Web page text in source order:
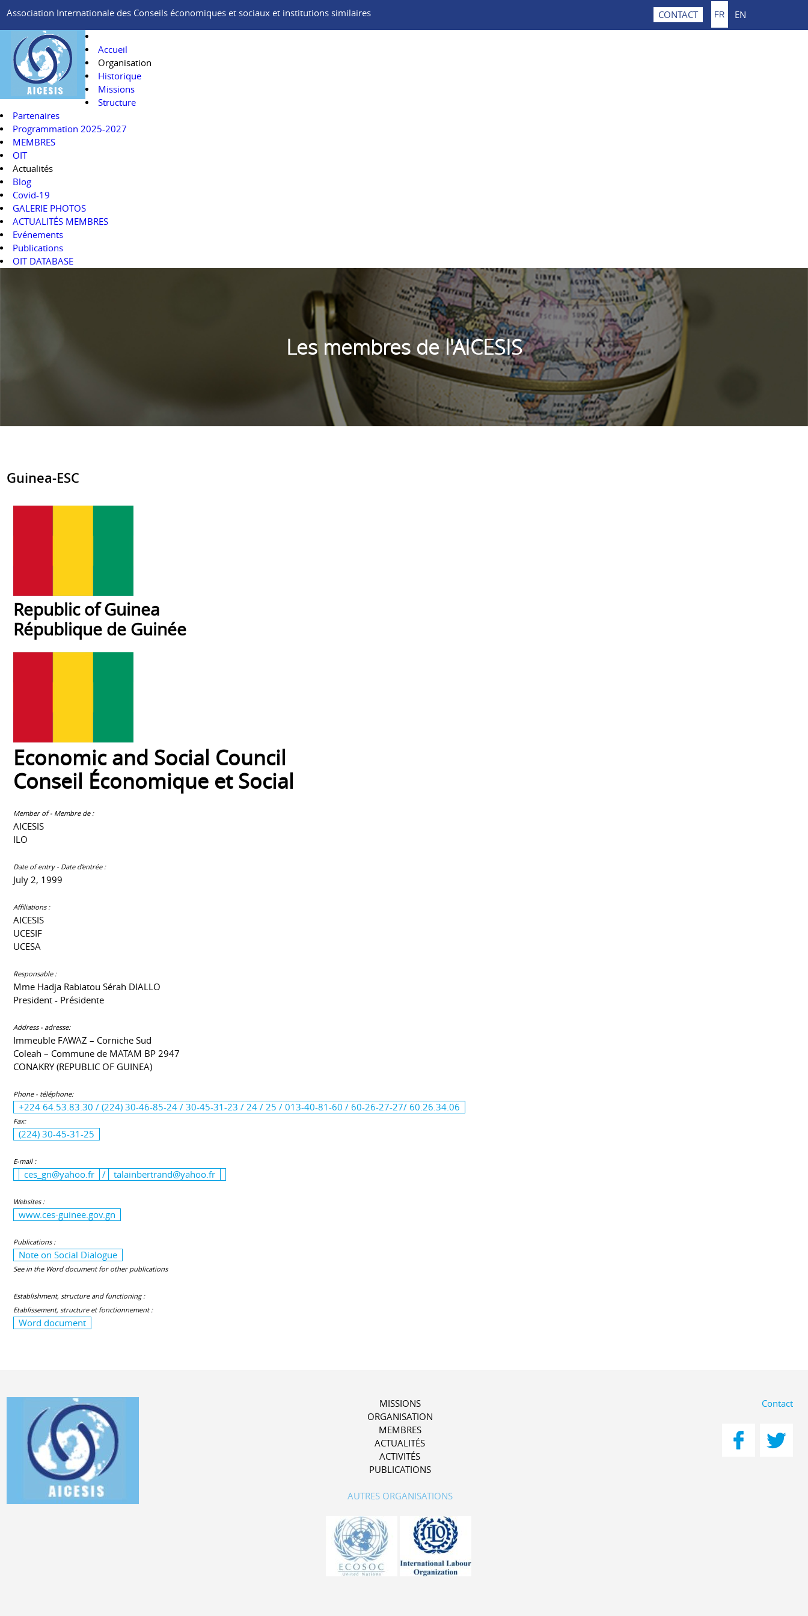
Association Internationale des Conseils économiques et sociaux et institutions similaires CONTACT FR EN
Accueil
Organisation
Historique
Missions
Structure
Partenaires
Programmation 2025-2027
MEMBRES
OIT
Actualités
Blog
Covid-19
GALERIE PHOTOS
ACTUALITÉS MEMBRES
Evénements
Publications
OIT DATABASE
Les membres de l'AICESIS
Guinea-ESC
Republic of Guinea
République de Guinée
Economic and Social Council
Conseil Économique et Social
Member of - Membre de :
AICESIS
ILO
Date of entry - Date d'entrée :
July 2, 1999
Affiliations :
AICESIS
UCESIF
UCESA
Responsable :
Mme Hadja Rabiatou Sérah DIALLO
President - Présidente
Address - adresse:
Immeuble FAWAZ – Corniche Sud
Coleah – Commune de MATAM BP 2947
CONAKRY (REPUBLIC OF GUINEA)
Phone - téléphone:
+224 64.53.83.30 / (224) 30-46-85-24 / 30-45-31-23 / 24 / 25 / 013-40-81-60 / 60-26-27-27/ 60.26.34.06
Fax:
(224) 30-45-31-25
E-mail :
ces_gn@yahoo.fr / talainbertrand@yahoo.fr
Websites :
www.ces-guinee.gov.gn
Publications :
Note on Social Dialogue
See in the Word document for other publications
Establishment, structure and functioning :
Etablissement, structure et fonctionnement :
Word document
MISSIONS
ORGANISATION
MEMBRES
ACTUALITÉS
ACTIVITÉS
PUBLICATIONS
AUTRES ORGANISATIONS
Contact